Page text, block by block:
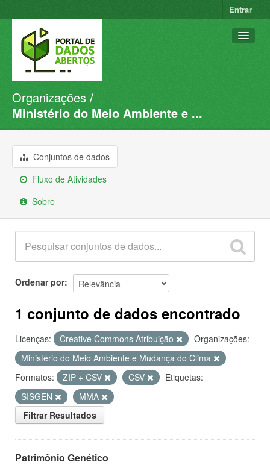
Entrar
Conjuntos de dados
Organizações
Sobre
Organizações
Ministério do Meio Ambiente e ...
Conjuntos de dados
Fluxo de Atividades
Sobre
Ordenar por
1 conjunto de dados encontrado
Licenças: Creative Commons Atribuição
Organizações:
Ministério do Meio Ambiente e Mudança do Clima
Formatos:
ZIP + CSV CSV
Etiquetas:
SISGEN
MMA
Filtrar Resultados
Patrimônio Genético